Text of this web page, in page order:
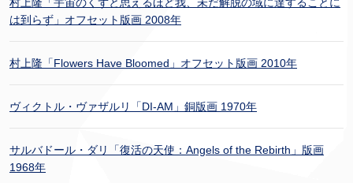
は到らず」オフセット版画 2008年
村上隆「Flowers Have Bloomed」オフセット版画 2010年
ヴィクトル・ヴァザルリ「DI-AM」銅版画 1970年
サルバドール・ダリ「復活の天使：Angels of the Rebirth」版画
1968年